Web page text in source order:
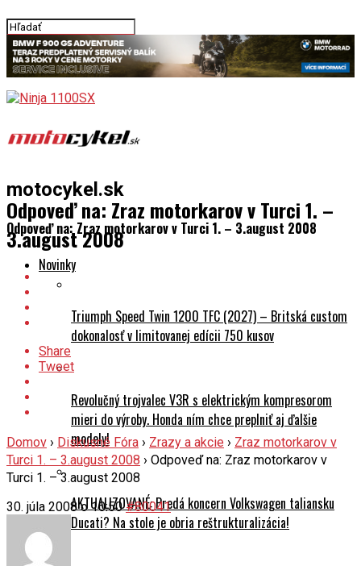
motocykel.sk
Odpoveď na: Zraz motorkarov v Turci 1. – 3.august 2008
Novinky
Triumph Speed Twin 1200 TFC (2027) – Britská custom
dokonalosť v limitovanej edícii 750 kusov
Revolučný trojvalec V3R s elektrickým kompresorom
mieri do výroby. Honda ním chce preplniť aj ďalšie
modely!
AKTUALIZOVANÉ: Predá koncern Volkswagen taliansku
Ducati? Na stole je obria reštrukturalizácia!
Odpoveď na: Zraz motorkarov v Turci 1. –
3.august 2008
Share
Tweet
Domov › Diskusné Fóra › Zrazy a akcie › Zraz motorkarov v
Turci 1. – 3.august 2008 › Odpoveď na: Zraz motorkarov v
Turci 1. – 3.august 2008
30. júla 2008 o 10:50 #80041